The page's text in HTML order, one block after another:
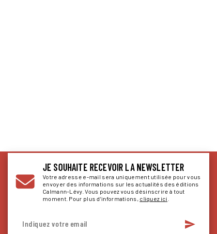
JE SOUHAITE RECEVOIR LA NEWSLETTER
Votre adresse e-mail sera uniquement utilisée pour vous
envoyer des informations sur les actualités des éditions
Calmann-Lévy. Vous pouvez vous désinscrire à tout
moment. Pour plus d’informations, cliquez ici
Indiquez votre email send